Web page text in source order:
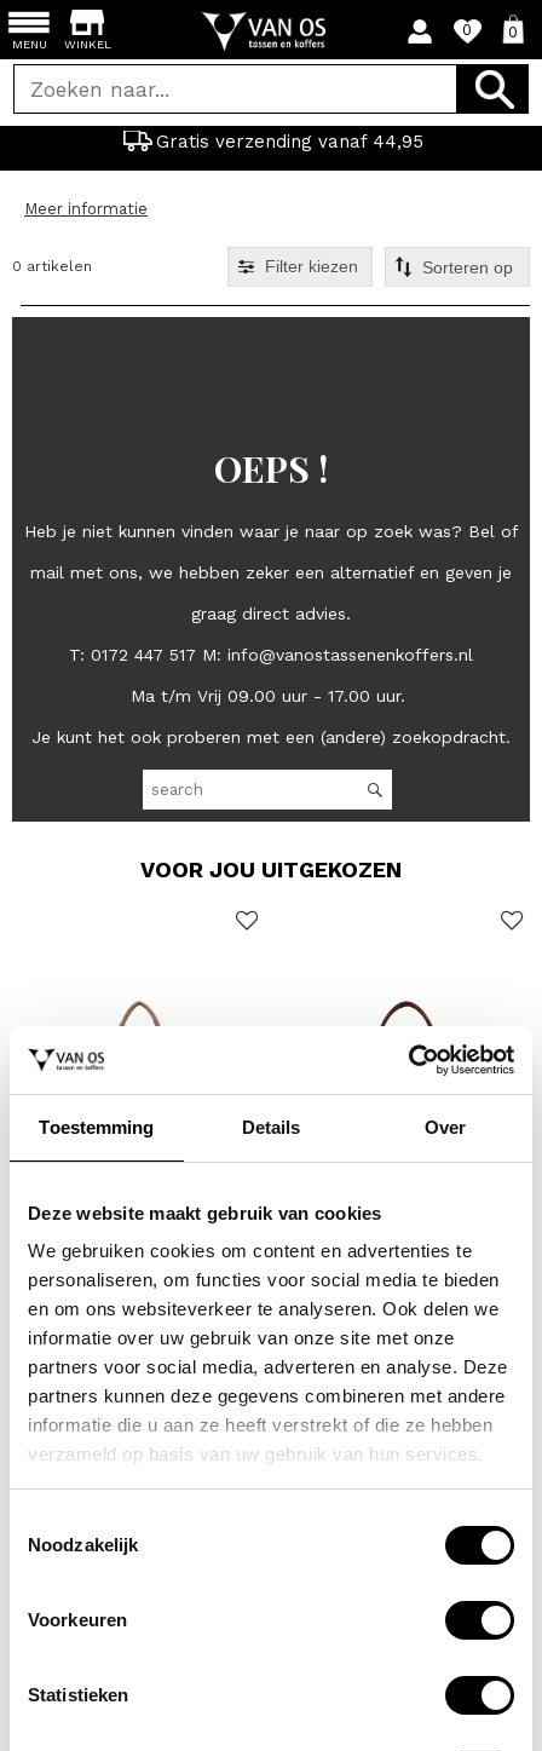
Toestemming Details Over
Deze website maakt gebruik van cookies
We gebruiken cookies om content en advertenties te
personaliseren, om functies voor social media te bieden
en om ons websiteverkeer te analyseren. Ook delen we
informatie over uw gebruik van onze site met onze
partners voor social media, adverteren en analyse. Deze
partners kunnen deze gegevens combineren met andere
informatie die u aan ze heeft verstrekt of die ze hebben
verzameld op basis van uw gebruik van hun services.
Noodzakelijk
Voorkeuren
Statistieken
WINKEL
0 0
Gratis verzending vanaf 44,95
MENU
Meer informatie
0 artikelen Filter kiezen
OEPS !
Heb je niet kunnen vinden waar je naar op zoek was? Bel of
mail met ons, we hebben zeker een alternatief en geven je
graag direct advies.
T: 0172 447 517 M: info@vanostassenenkoffers.nl
Ma t/m Vrij 09.00 uur - 17.00 uur.
Je kunt het ook proberen met een (andere) zoekopdracht.
VOOR JOU UITGEKOZEN
grote schoudertas /
handtas dames birina
49,95
grote schoudertas /
handtas dames birina
49,95
POPULAIRE EN BEST VERKOCHT